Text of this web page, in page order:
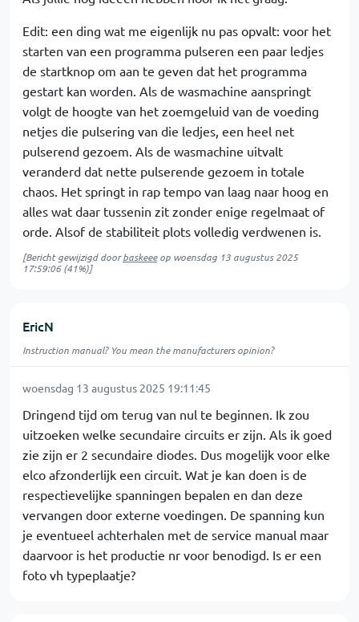
Edit: een ding wat me eigenlijk nu pas opvalt: voor het
starten van een programma pulseren een paar ledjes
de startknop om aan te geven dat het programma
gestart kan worden. Als de wasmachine aanspringt
volgt de hoogte van het zoemgeluid van de voeding
netjes die pulsering van die ledjes, een heel net
pulserend gezoem. Als de wasmachine uitvalt
veranderd dat nette pulserende gezoem in totale
chaos. Het springt in rap tempo van laag naar hoog en
alles wat daar tussenin zit zonder enige regelmaat of
orde. Alsof de stabiliteit plots volledig verdwenen is.
[Bericht gewijzigd doorbaskeeeop woensdag 13 augustus 2025
17:59:06(41%)]
EricN
Instruction manual? You mean the manufacturers opinion?
woensdag 13 augustus 2025 19:11:45
Dringend tijd om terug van nul te beginnen. Ik zou
uitzoeken welke secundaire circuits er zijn. Als ik goed
zie zijn er 2 secundaire diodes. Dus mogelijk voor elke
elco afzonderlijk een circuit. Wat je kan doen is de
respectievelijke spanningen bepalen en dan deze
vervangen door externe voedingen. De spanning kun
je eventueel achterhalen met de service manual maar
daarvoor is het productie nr voor benodigd. Is er een
foto vh typeplaatje?